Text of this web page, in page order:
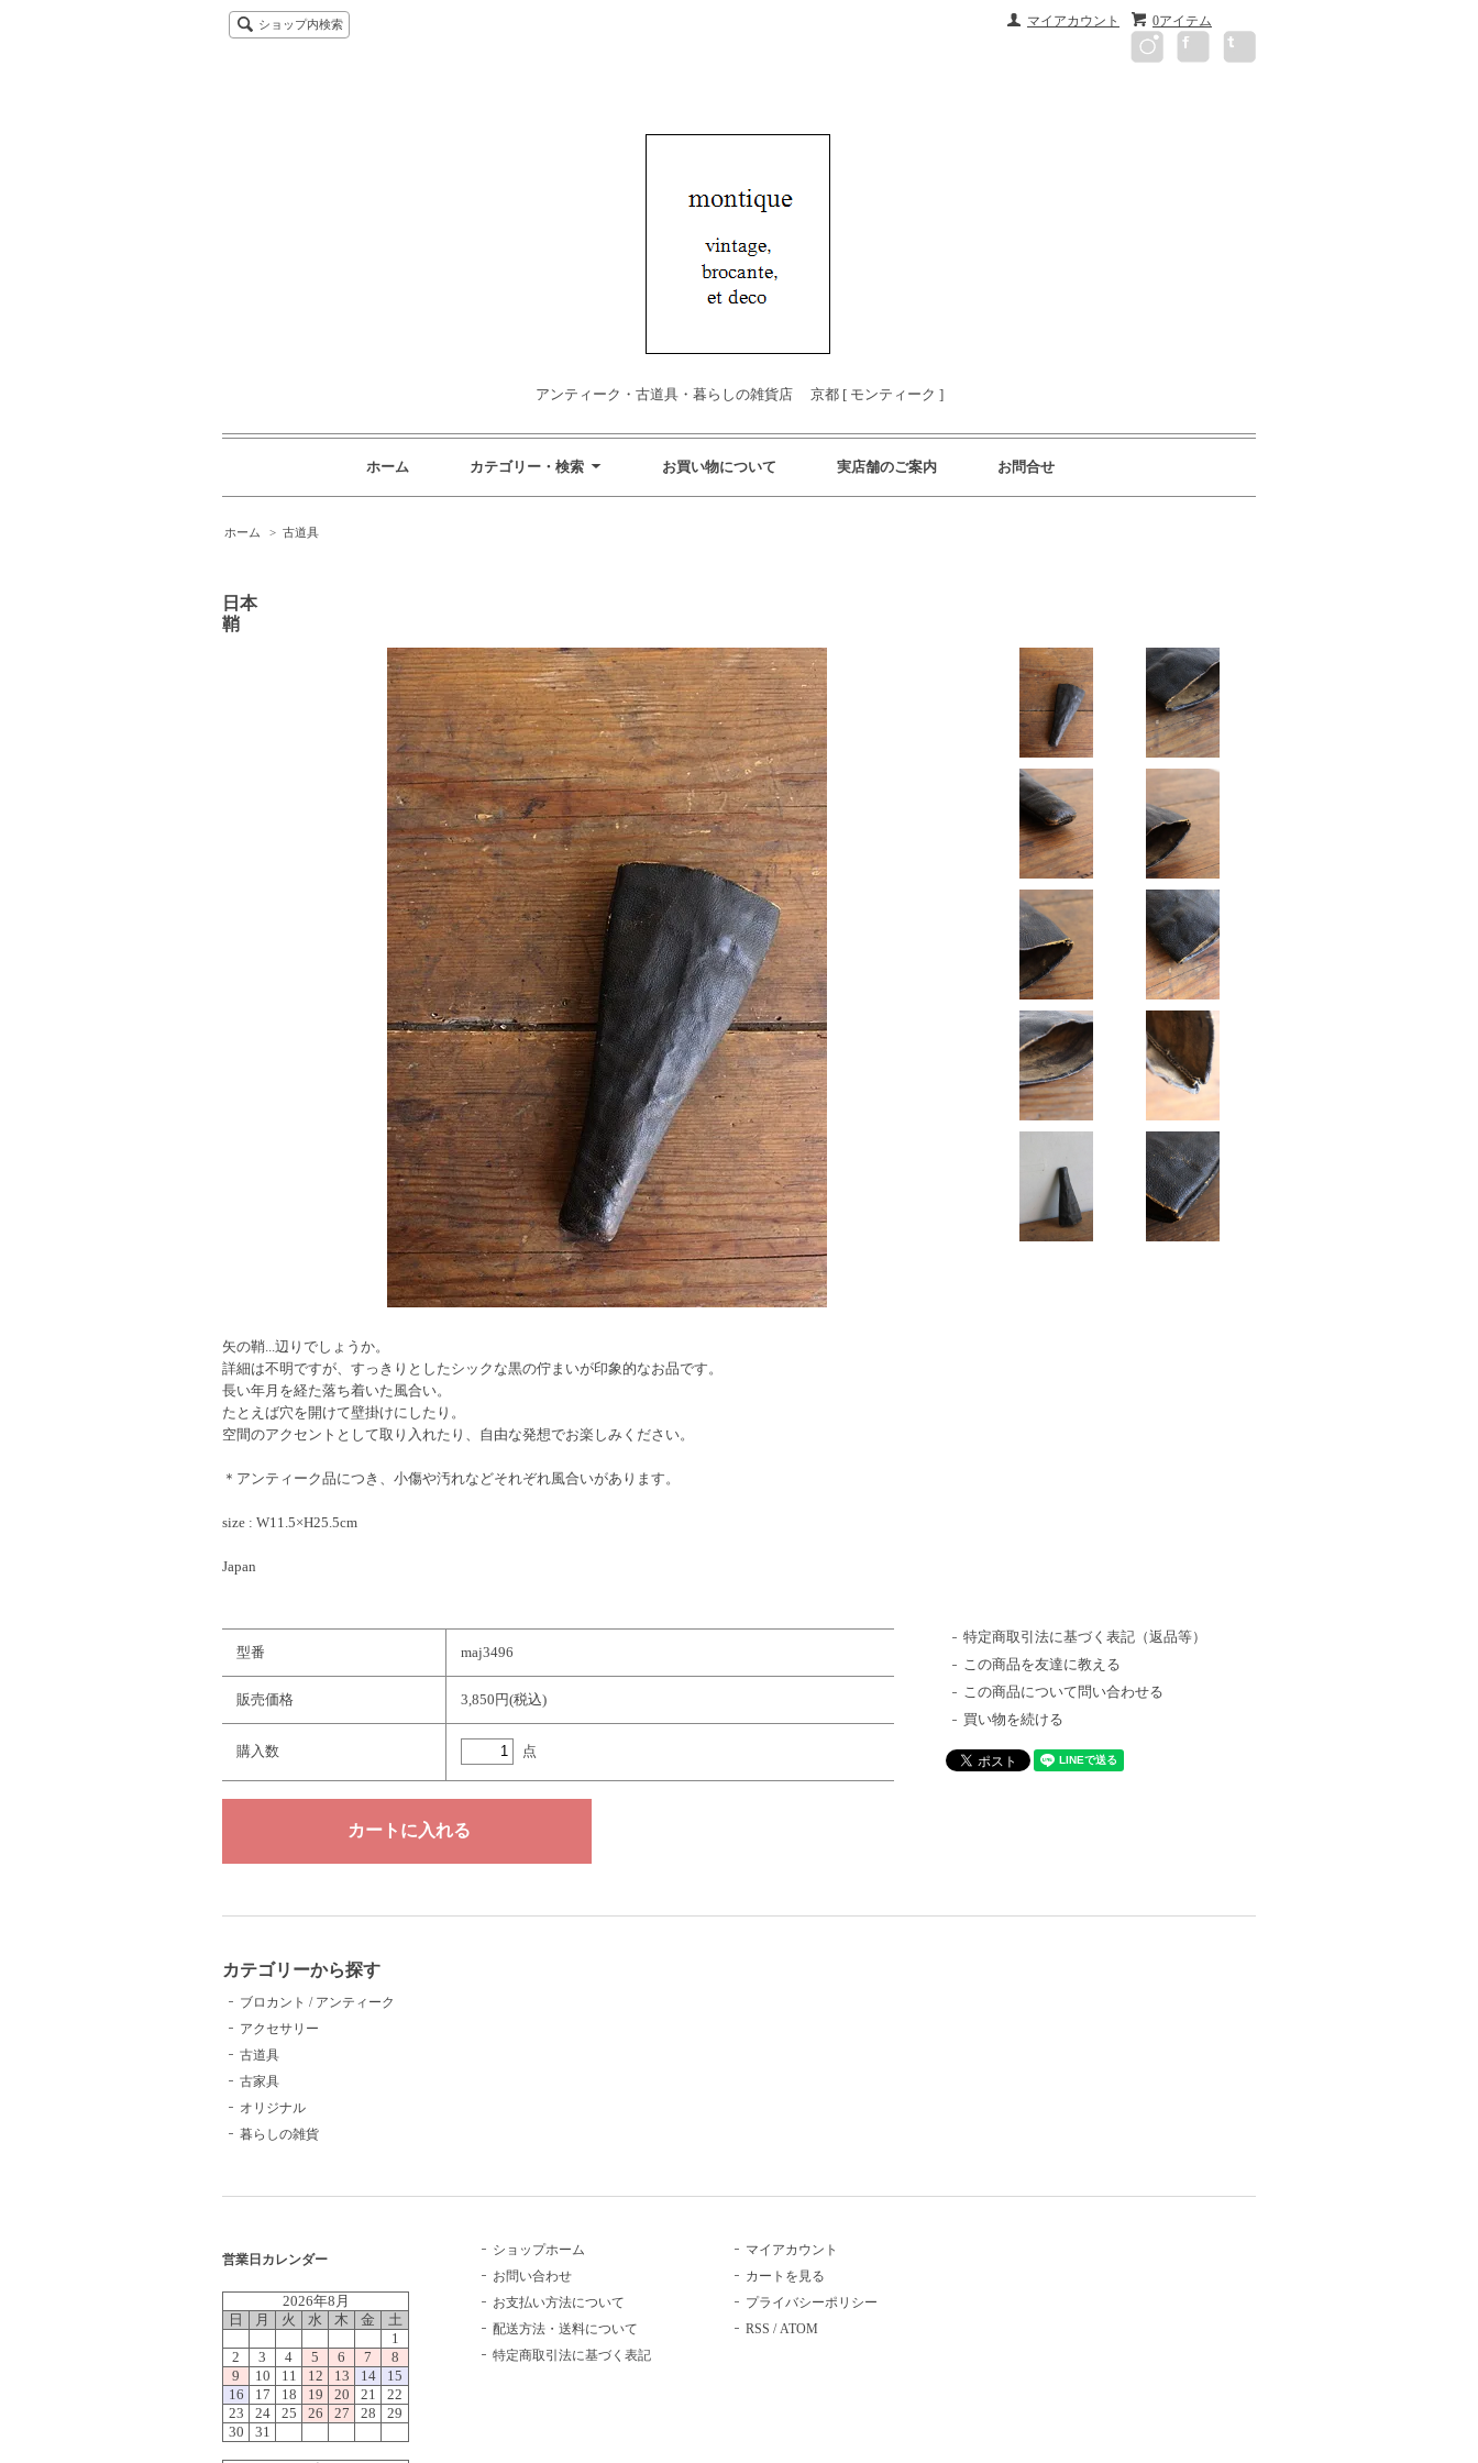
0アイテム
マイアカウント
ショップ内検索
アンティーク・古道具・暮らしの雑貨店 京都 [ モンティーク ]
ホーム カテゴリー・検索 お買い物について 実店舗のご案内 お問合せ
ホーム > 古道具
日本
鞘
矢の鞘...辺りでしょうか。
詳細は不明ですが、すっきりとしたシックな黒の佇まいが印象的なお品です。
長い年月を経た落ち着いた風合い。
たとえば穴を開けて壁掛けにしたり。
空間のアクセントとして取り入れたり、自由な発想でお楽しみください。
＊アンティーク品につき、小傷や汚れなどそれぞれ風合いがあります。
size : W11.5×H25.5cm
Japan
型番 maj3496
販売価格 3,850円(税込)
購入数 点
特定商取引法に基づく表記（返品等）
この商品を友達に教える
この商品について問い合わせる
買い物を続ける
カテゴリーから探す
ブロカント / アンティーク
アクセサリー
古道具
古家具
オリジナル
暮らしの雑貨
営業日カレンダー
2026年8月
日
月 火 水 木 金
土
1
2
3 4 5 6 7
8
9
10 11 12 13 14
15
16
17 18 19 20 21
22
23
24 25 26 27 28
29
30
31
ショップホーム
お問い合わせ
お支払い方法について
配送方法・送料について
特定商取引法に基づく表記
マイアカウント
カートを見る
プライバシーポリシー
RSS /ATOM